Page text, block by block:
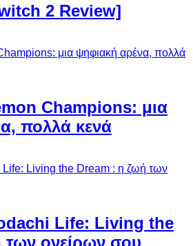
2 Review]
Champions: μια
πολλά κενά
Life: Living the
ονείρων σου